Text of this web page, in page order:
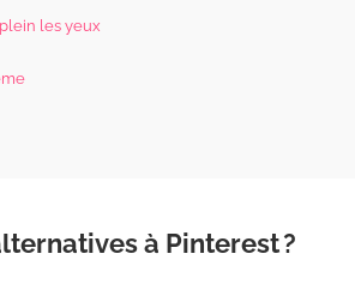
les yeux
à Pinterest ?